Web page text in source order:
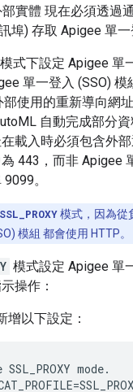
實體 現在必須透過
埠) 存取 Apigee 單一
模式下設定 Apigee 單
單一登入 (SSO)
使用的重新導向網
自動完成部分資
載入時必須包含外
443，而非 Apigee
。
SSL_PROXY模式，因為從
模組 都會使用 HTTP。
模式設定 Apigee 單
操作：
增以下設定：
mode.